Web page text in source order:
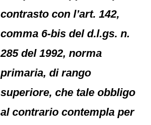
contrasto con l’art. 142,
comma 6-bis del d.l.gs. n.
285 del 1992, norma
primaria, di rango
superiore, che tale obbligo
al contrario contempla per